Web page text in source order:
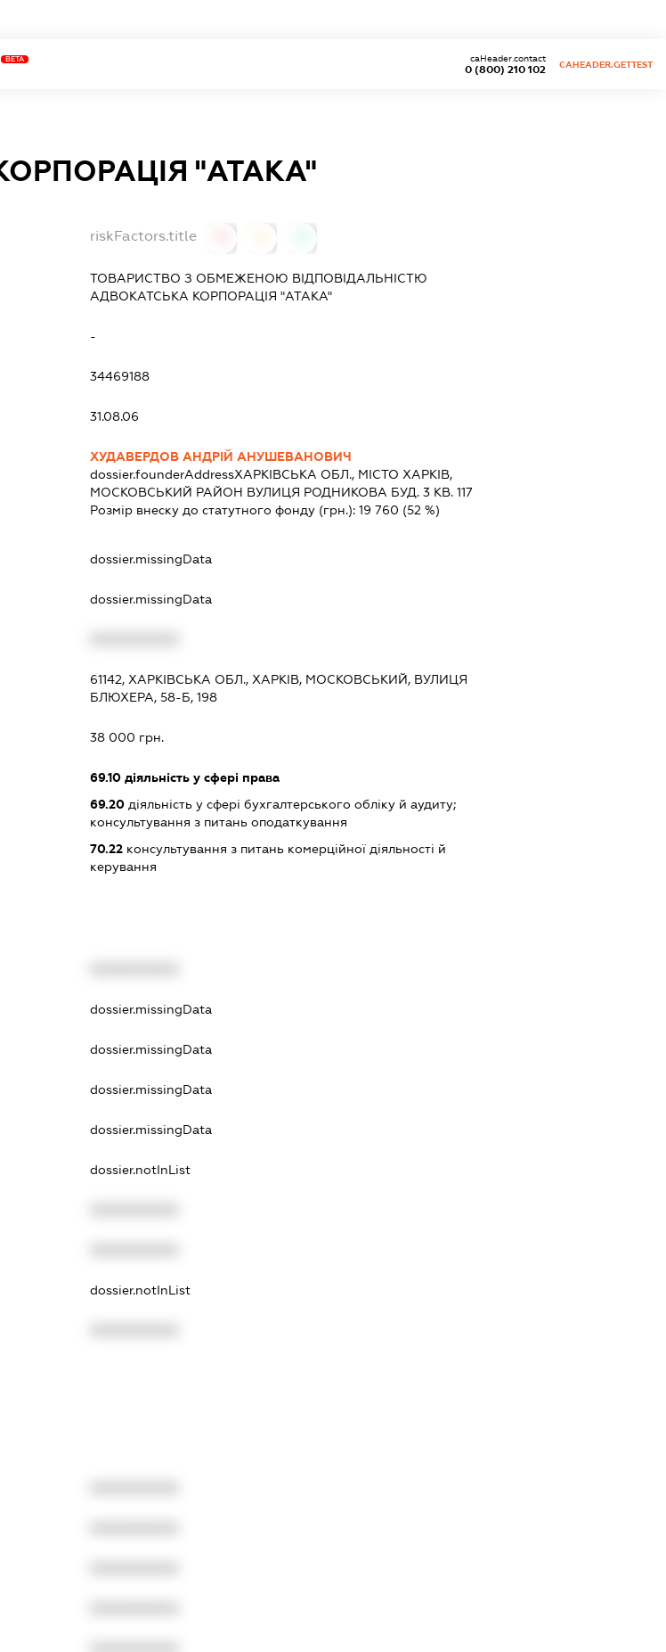
BETA
0 (800) 210 102
caHeader.contact
CAHEADER.GETTEST
"АТАКА"
riskFactors.title
ТОВАРИСТВО З ОБМЕЖЕНОЮ ВІДПОВІДАЛЬНІСТЮ
АДВОКАТСЬКА КОРПОРАЦІЯ "АТАКА"
-
34469188
31.08.06
ХУДАВЕРДОВ АНДРІЙ АНУШЕВАНОВИЧ
dossier.founderAddressХАРКІВСЬКА ОБЛ., МІСТО ХАРКІВ,
МОСКОВСЬКИЙ РАЙОН ВУЛИЦЯ РОДНИКОВА БУД. 3 КВ. 117
Розмір внеску до статутного фонду (грн.):19 760 (52 %)
dossier.missingData
dossier.missingData
61142, ХАРКІВСЬКА ОБЛ., ХАРКІВ, МОСКОВСЬКИЙ, ВУЛИЦЯ
БЛЮХЕРА, 58-Б, 198
38 000 грн.
69.10 діяльність у сфері права
69.20 діяльність у сфері бухгалтерського обліку й аудиту;
консультування з питань оподаткування
70.22 консультування з питань комерційної діяльності й
керування
dossier.missingData
dossier.missingData
dossier.missingData
dossier.missingData
dossier.notInList
dossier.notInList